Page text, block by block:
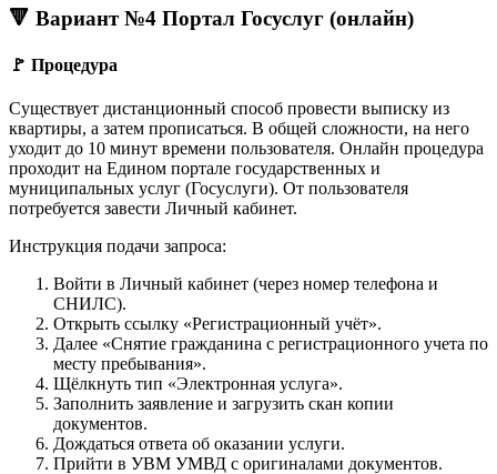
🔻 Вариант №4 Портал Госуслуг (онлайн)
🚩 Процедура
Существует дистанционный способ провести выписку из
квартиры, а затем прописаться. В общей сложности, на него
уходит до 10 минут времени пользователя. Онлайн процедура
проходит на Едином портале государственных и
муниципальных услуг (Госуслуги). От пользователя
потребуется завести Личный кабинет.
Инструкция подачи запроса:
Войти в Личный кабинет (через номер телефона и
СНИЛС).
Открыть ссылку «Регистрационный учёт».
Далее «Снятие гражданина с регистрационного учета по
месту пребывания».
Щёлкнуть тип «Электронная услуга».
Заполнить заявление и загрузить скан копии
документов.
Дождаться ответа об оказании услуги.
Прийти в УВМ УМВД с оригиналами документов.